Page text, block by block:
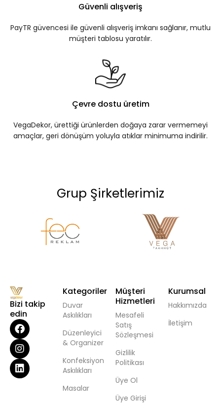
Güvenli alışveriş
PayTR güvencesi ile güvenli alışveriş imkanı sağlanır, mutlu
müşteri tablosu yaratılır.
Çevre dostu üretim
VegaDekor, ürettiği ürünlerden doğaya zarar vermemeyi
amaçlar, geri dönüşüm yoluyla atıklar minimuma indirilir.
Grup Şirketlerimiz
Bizi takip
edin
Kategoriler
Duvar
Askılıkları
Düzenleyici
& Organizer
Konfeksiyon
Askılıkları
Masalar
Müşteri
Hizmetleri
Mesafeli
Satış
Sözleşmesi
Gizlilik
Politikası
Üye Ol
Üye Girişi
Kurumsal
Hakkımızda
İletişim